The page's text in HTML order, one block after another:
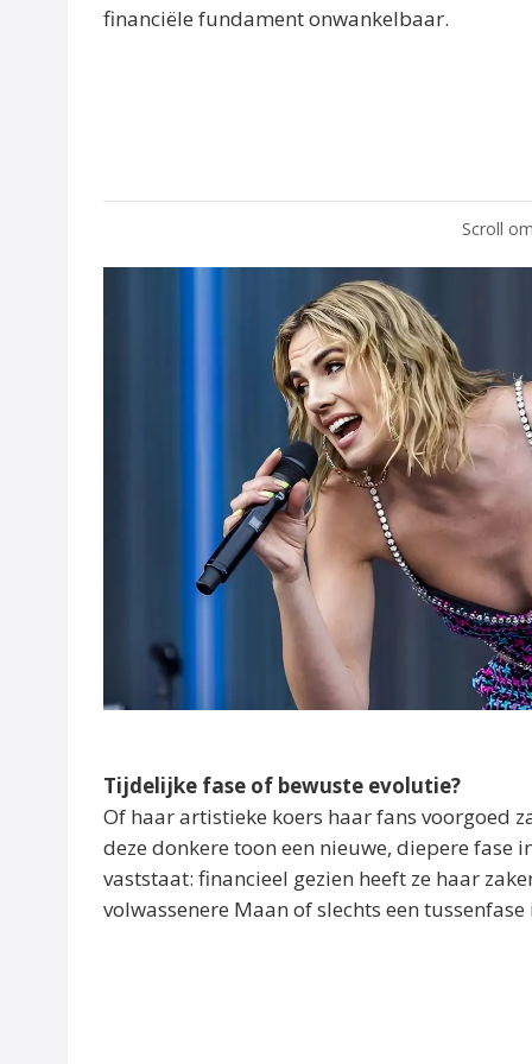
financiële fundament onwankelbaar.
Scroll
Tijdelijke fase of bewuste evolutie?
Of haar artistieke koers haar fans voorgoed
deze donkere toon een nieuwe, diepere fase
vaststaat: financieel gezien heeft ze haar
volwassenere Maan of slechts een